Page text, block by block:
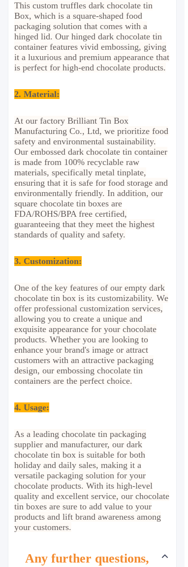
This custom truffles dark chocolate tin
Box, which is a square-shaped food
packaging solution that comes with a
hinged lid. Our hinged dark chocolate tin
container features vivid embossing, giving
it a luxurious and premium appearance that
is perfect for high-end chocolate products.
2. Material:
At our factory Brilliant Tin Box
Manufacturing Co., Ltd, we prioritize food
safety and environmental sustainability.
Our embossed dark chocolate tin container
is made from 100% recyclable raw
materials, specifically metal tinplate,
ensuring that it is safe for food storage and
environmentally friendly. In addition, our
square chocolate tin boxes are
FDA/ROHS/BPA free certified,
guaranteeing that they meet the highest
standards of quality and safety.
3. Customization:
One of the key features of our empty dark
chocolate tin box is its customizability. We
offer professional customization services,
allowing you to create a unique and
exquisite appearance for your chocolate
products. Whether you are looking to
enhance your brand's image or attract
customers with an attractive packaging
design, our embossing chocolate tin
containers are the perfect choice.
4. Usage:
As a leading chocolate tin packaging
supplier and manufacturer, our dark
chocolate tin box is suitable for both
holiday and daily sales, making it a
versatile packaging solution for your
chocolate products. With its high-level
quality and excellent service, our chocolate
tin boxes are sure to add value to your
products and lift brand awareness among
your customers.
Any further questions,